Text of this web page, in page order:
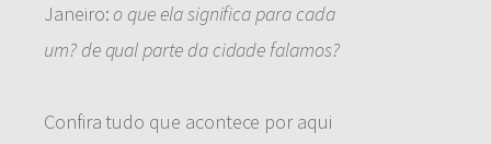
Janeiro: o que ela significa para cada
um? de qual parte da cidade falamos?
Confira tudo que acontece por aqui